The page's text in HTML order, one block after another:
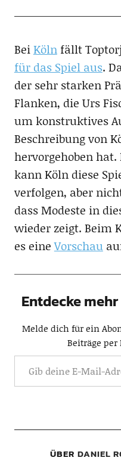
BeiKölnfällt
für das Spiel aus.
der sehr starken
Flanken, die Urs
um konstruktives
Beschreibung von
hervorgehoben
kann Köln diese
verfolgen, aber
dass Modeste in
wieder zeigt. Beim
es eineVorschau
Entdecke
Melde dich für ein
Beiträge
ÜBER DANIEL